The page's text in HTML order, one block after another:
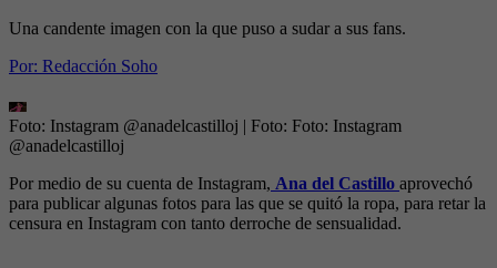
Una candente imagen con la que puso a sudar a sus fans.
Por: Redacción Soho
Foto: Instagram @anadelcastilloj | Foto: Foto: Instagram
@anadelcastilloj
Por medio de su cuenta de Instagram, Ana del Castillo aprovechó
para publicar algunas fotos para las que se quitó la ropa, para retar la
censura en Instagram con tanto derroche de sensualidad.